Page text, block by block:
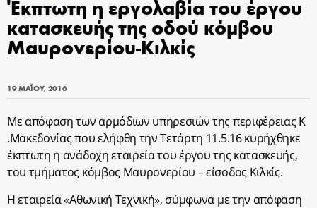
Έκπτωτη η εργολαβία του έργου
κατασκευής της οδού κόμβου
Μαυρονερίου-Κιλκίς
19 ΜΑΪ́ΟΥ, 2016
Με απόφαση των αρμόδιων υπηρεσιών της περιφέρειας Κ
.Μακεδονίας που ελήφθη την Τετάρτη 11.5.16 κυρήχθηκε
έκπτωτη η ανάδοχη εταιρεία του έργου της κατασκευής,
του τμήματος κόμβος Μαυρονερίου – είσοδος Κιλκίς.
Η εταιρεία «Αθωνική Τεχνική», σύμφωνα με την απόφαση